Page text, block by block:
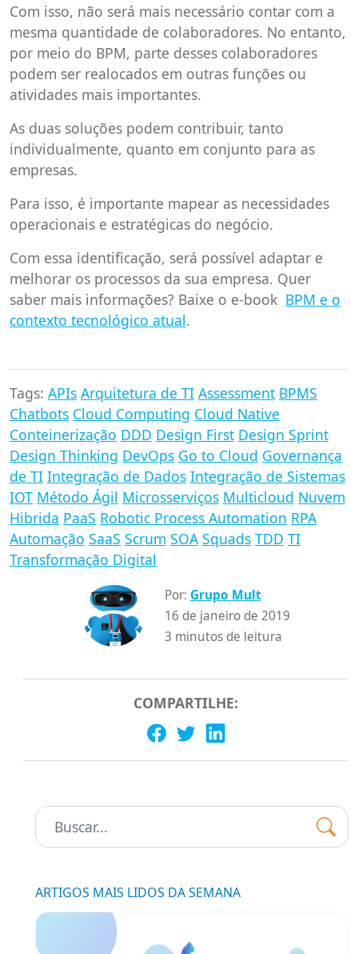
Com isso, não será mais necessário contar com a
mesma quantidade de colaboradores. No entanto,
por meio do BPM, parte desses colaboradores
podem ser realocados em outras funções ou
atividades mais importantes.
As duas soluções podem contribuir, tanto
individualmente, quanto em conjunto para as
empresas.
Para isso, é importante mapear as necessidades
operacionais e estratégicas do negócio.
Com essa identificação, será possível adaptar e
melhorar os processos da sua empresa. Quer
saber mais informações? Baixe o e-book BPM e o
contexto tecnológico atual.
Tags: APIs Arquitetura de TI Assessment BPMS
Chatbots Cloud Computing Cloud Native
Conteinerização DDD Design First Design Sprint
Design Thinking DevOps Go to Cloud Governança
de TI Integração de Dados Integração de Sistemas
IOT Método Ágil Microsserviços Multicloud Nuvem
Hibrida PaaS Robotic Process Automation RPA
Automação SaaS Scrum SOA Squads TDD TI
Transformação Digital
Por: Grupo Mult
16 de janeiro de 2019
3 minutos de leitura
COMPARTILHE:
Pesquisar:
ARTIGOS MAIS LIDOS DA SEMANA